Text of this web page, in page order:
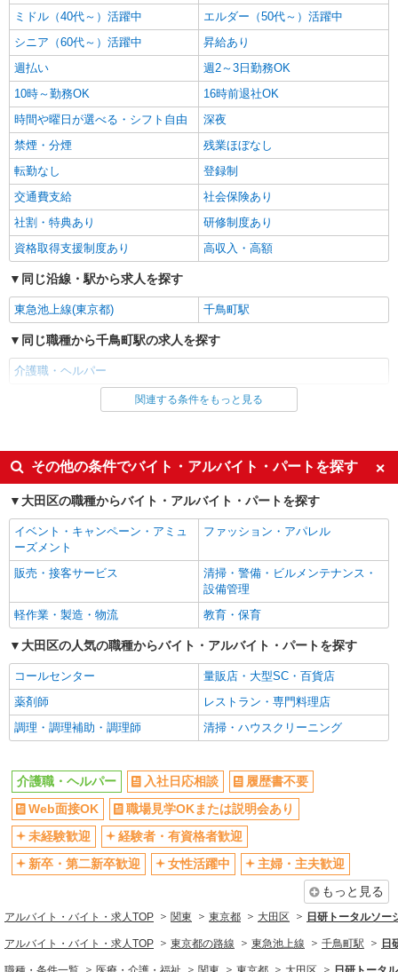
SOMPOケア ラヴィーレ羽田/5015aa1
介護スタッフ
【介護福祉士】 月給：342,300円 年収例：454
当、（東京都）居住支援特別手当、働きがい向上
手当、働きがい向上手当、特別夜勤手当、日祝手
当（月平均2回分）、夜勤手当（月平均5回分）
等、毎月平均的に支払われる手当を含みます。 ※
居住支援特別手当は勤続5年目までの方はさらに1
万円支給（再入社は除く） ◎賞与：基本給2.08ヶ
月分/年支給 ◎残業時は別途時間外手当支給（超過
東京都大田区東糀谷5-19-18
キープ
正社員
SOMPOケア 大田 訪問介護/3136ca1
介護スタッフ
【介護福祉士】 月給：289,300円 年収例：390
万円〜 ※職務手当、特別職務手当、特別地域手
当、（東京都）居住支援特別手当、働きがい向上
手当、日祝手当（月平均2回分）等、毎月平均的に
給：4,000円/回 ◎残業時は別途時間外手当支給
（超過1分〜） ◎居住支援特別手当は勤続5年目ま
での方はさらに1万円支給（再入社は除く） ◎賞
与 基本給2.08ヶ月分/年支給
ル 5階
キープ 詳細を見る
正社員
そんぽの家 大森西/9010aa1
介護スタッフ
年収例：335万円〜 ※職務手当、（東京都）居住
支援特別手当、日祝手当（月平均2回分）、夜勤手
当（月平均2回分）等、毎月平均的に支払われる手
当を含みます。 ◎深夜勤手当別途支給：4,000円/
回（月平均3回） ◎残業時は別途時間外手当支給
（超過1分〜） ◎居住支援特別手当は勤続5年目ま
与 基本給2.08ヶ月分/年支給
東京都大田区大森西7丁目6番30号
キープ 詳細を見る
アルバイト パート
SOMPOケア 大田 訪問介護/3136cc2
★（東京都）居住支援特別手当対象求人 【介
給2,100円〜 【実務者研修・初任者研修（ヘルパ
ー1級・2級）】 時給1,720円 ◎週20時間以上勤務
（社保加入者）の場合は時給1,770円 ＊日曜祝
日：時給2,020円〜 ◎身体介助、生活援助が同時
給 ◎キャンセル手当：職務時給の60％支給 ※居
住支援特別手当は勤続5年目までの方はさらに時給
＋50円（再入社者は除く）
東京都大田区西蒲田6丁目36-11 西蒲田NSビ
ル 5階
詳細を見る
正社員
介護スタッフ
【介護福祉士】 月給：342,300円 年収例：454
万円〜 ※職務手当、特別職務手当、特別地域手
当、（東京都）居住支援特別手当、働きがい向上
手当、特別夜勤手当、日祝手当（月平均2回分）、
夜勤手当（月平均5回分）等、毎月平均的に支払わ
れる手当を含みます。 ※居住支援特別手当は勤続
5年目までの方はさらに1万円支給（再入社は除
は別途時間外手当支給（超過1分〜）
東京都大田区西糀谷3丁目32-2
キープ 詳細を見る
正社員
介護スタッフ
ミドル（40代～）活躍中
エルダー（50代～）活躍中
シニア（60代～）活躍中
昇給あり
週払い
週2～3日勤務OK
10時～勤務OK
16時前退社OK
時間や曜日が選べる・シフト自由
深夜
禁煙・分煙
残業ほぼなし
転勤なし
登録制
交通費支給
社会保険あり
社割・特典あり
研修制度あり
資格取得支援制度あり
高収入・高額
同じ沿線・駅から求人を探す
東急池上線(東京都) 千鳥町駅
同じ職種から千鳥町駅の求人を探す
介護職・ヘルパー
同じ雇用形態から千鳥町駅の求人を探す
派遣社員
紹介予定派遣
同じ特徴から千鳥町駅の求人を探す
入社日応相談
履歴書不要
Web面接OK
未経験歓迎
経験者・有資格者歓迎
女性活躍中
主婦・主夫歓迎
フリーター歓迎
学歴不問
ブランクOK
ミドル（40代～）活躍中
エルダー（50代～）活躍中
シニア（60代～）活躍中
昇給あり
週払い
週2～3日勤務OK
時間や曜日が選べる・シフト自由
深夜
禁煙・分煙
残業ほぼなし
転勤なし
登録制
交通費支給
社会保険あり
社割・特典あり
研修制度あり
同じ職種から求人を探す
医療・介護・福祉
関連する条件をもっと見る
その他の条件でバイト・アルバイト・パートを探す
大田区の職種からバイト・アルバイト・パートを探す
イベント・キャンペーン・アミュ
ーズメント
ファッション・アパレル
販売・接客サービス
清掃・警備・ビルメンテナンス・
設備管理
軽作業・製造・物流
教育・保育
大田区の人気の職種からバイト・アルバイト・パートを探す
コールセンター
量販店・大型SC・百貨店
薬剤師
レストラン・専門料理店
調理・調理補助・調理師
清掃・ハウスクリーニング
介護職・ヘルパー 入社日応相談
履歴書不要
Web面接OK
職場見学OKまたは説明会あり
未経験歓迎
経験者・有資格者歓迎
新卒・第二新卒歓迎
女性活躍中
主婦・主夫歓迎
もっと見る
アルバイト・バイト・求人TOP 関東 東京都 大田区 日研トータルソ
アルバイト・バイト・求人TOP 東京都の路線 東急池上線 千鳥町駅 日